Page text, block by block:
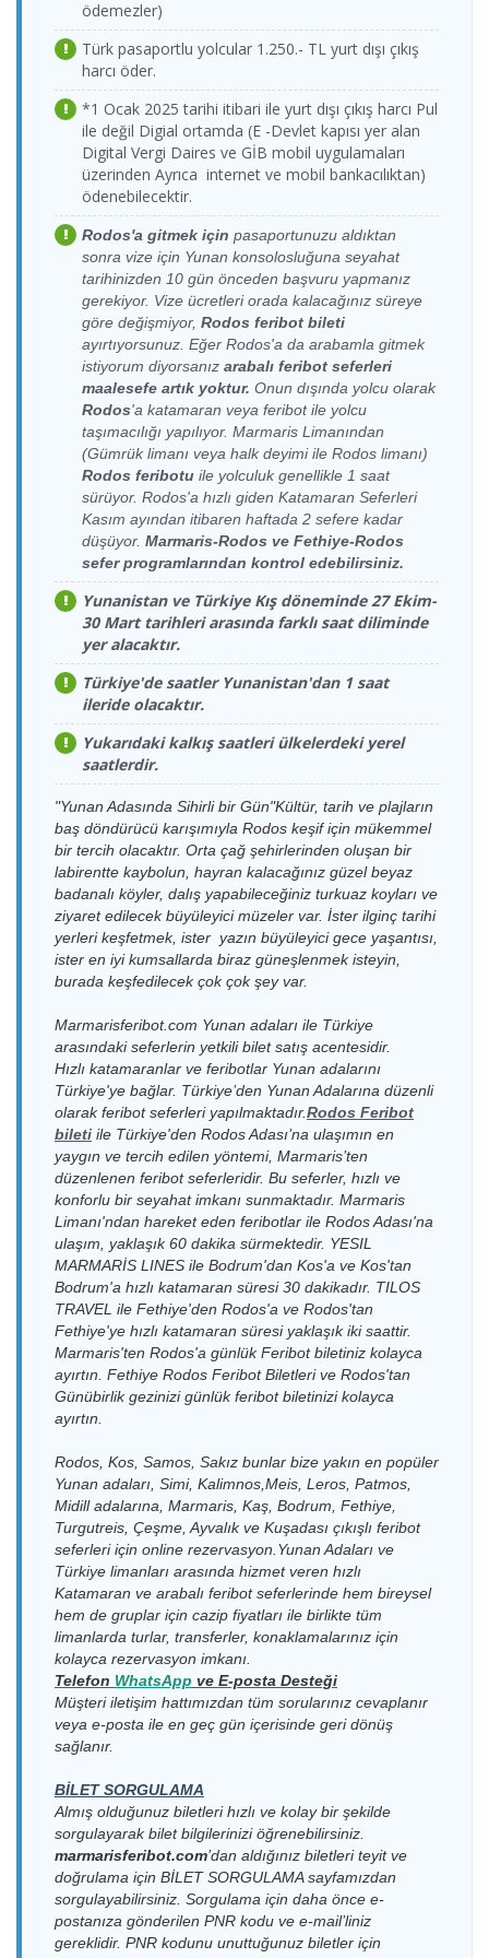
Meis(Kastellorizo)
Limanı > Kaş Limanı
Cumartesi
23:00-23:15
Feribot
Meis(Kastellorizo)
Limanı > Kaş Limanı
Cumartesi
23:00-23:07
Fast Ferry
Feribot
Meis(Kastellorizo)
Limanı > Kaş Limanı
16.08.2026
Pazar
16:00-16:07
Kahramanlar
Fast Ferry
Feribot
Meis(Kastellorizo)
Limanı > Kaş Limanı
16.08.2026
Pazar
16:00-16:15
Meis Express
Feribot
Meis(Kastellorizo)
Limanı > Kaş Limanı
17.08.2026
Pazartesi
10:30-10:37
Kahramanlar
Fast Ferry
Feribot
Meis(Kastellorizo)
Limanı > Kaş Limanı
17.08.2026
Pazartesi
16:00-16:07
Kahramanlar
Fast Ferry
Feribot
Meis(Kastellorizo)
Limanı > Kaş Limanı
17.08.2026
Pazartesi
16:30-16:45
Meis Express
Feribot
Meis(Kastellorizo)
Limanı > Kaş Limanı
17.08.2026
Pazartesi
23:00-23:07
Kahramanlar
Fast Ferry
Feribot
Meis(Kastellorizo)
Limanı > Kaş Limanı
18.08.2026
Salı
16:00-16:15
Meis Express
Feribot
Meis(Kastellorizo)
Limanı > Kaş Limanı
16:00-16:07
Feribot
Meis(Kastellorizo)
Limanı > Kaş Limanı
19.08.2026
Çarşamba
10:30-10:37
Fast Ferry
Feribot
Meis(Kastellorizo)
Limanı > Kaş Limanı
Çarşamba
10:30-10:45
Meis Express
Feribot
Meis(Kastellorizo)
Limanı > Kaş Limanı
19.08.2026
Çarşamba
16:00-16:07
Kahramanlar
Fast Ferry
Feribot
Meis(Kastellorizo)
Limanı > Kaş Limanı
19.08.2026
Çarşamba
16:30-16:45
Meis Express
Feribot
Meis(Kastellorizo)
Limanı > Kaş Limanı
19.08.2026
23:00-23:15
Feribot
Meis(Kastellorizo)
Limanı > Kaş Limanı
19.08.2026
Çarşamba
23:00-23:07
Kahramanlar
Fast Ferry
Feribot
Meis(Kastellorizo)
Limanı > Kaş Limanı
20.08.2026
Perşembe
16:00-16:07
Kahramanlar
Fast Ferry
Feribot
Meis(Kastellorizo)
Limanı > Kaş Limanı
20.08.2026
Perşembe
16:00-16:15
Meis Express
Feribot
Meis(Kastellorizo)
Limanı > Kaş Limanı
21.08.2026
Cuma
10:30-10:45
Meis Express
Feribot
Meis(Kastellorizo)
Limanı > Kaş Limanı
21.08.2026
Cuma
16:00-16:07
Kahramanlar
Fast Ferry
Feribot
Meis(Kastellorizo)
21.08.2026
Meis(Kastellorizo)
Limanı > Kaş Limanı
22.08.2026
Cumartesi
10:30-10:37
Kahramanlar
Fast Ferry
Feribot
Meis(Kastellorizo)
Limanı > Kaş Limanı
22.08.2026
Cumartesi
10:30-10:45
Meis Express
Feribot
Meis(Kastellorizo)
Limanı > Kaş Limanı
22.08.2026
Cumartesi
16:00-16:07
Kahramanlar
Fast Ferry
Meis(Kastellorizo)
Limanı > Kaş Limanı
22.08.2026
Cumartesi
16:30-16:45
Meis Express
Feribot
Limanı > Kaş Limanı
23:00-23:15
Meis(Kastellorizo)
Limanı > Kaş Limanı
22.08.2026
Cumartesi
23:00-23:07
Kahramanlar
Fast Ferry
Feribot
Meis(Kastellorizo)
Limanı > Kaş Limanı
23.08.2026
Pazar
16:00-16:07
Kahramanlar
Fast Ferry
Feribot
Kaş Limanı >
Meis(Kastellorizo)
Limanı
Çarşamba
18:00-18:15
Meis Express
Feribot
Kaş Limanı >
Meis(Kastellorizo)
Limanı
13.08.2026
Perşembe
09:30-09:37
Kahramanlar
Fast Ferry
Feribot
Kaş Limanı >
Meis(Kastellorizo)
Limanı
13.08.2026
Perşembe
Meis Express
Feribot
Kaş Limanı >
Meis(Kastellorizo)
Limanı
14.08.2026
Cuma
09:30-09:45
Meis Express
Feribot
Kaş Limanı >
Meis(Kastellorizo)
Limanı
14.08.2026
Cuma
10:00-10:07
Kahramanlar
Fast Ferry
Feribot
Kaş Limanı >
Meis(Kastellorizo)
Limanı
14.08.2026
Cuma
15:30-15:45
Meis Express
Feribot
Kaş Limanı >
Meis(Kastellorizo)
Limanı
15.08.2026
Cumartesi
09:30-09:37
Kahramanlar
Fast Ferry
Feribot
Kaş Limanı >
Meis(Kastellorizo)
Limanı
15.08.2026
Cumartesi
10:00-10:15
Meis Express
Feribot
Kaş Limanı >
Meis(Kastellorizo)
Limanı
15.08.2026
Cumartesi
11:30-11:45
Meis Express
Feribot
Kaş Limanı >
Meis(Kastellorizo)
Limanı
Cumartesi
11:45-11:52
Fast Ferry
Feribot
Kaş Limanı >
Meis(Kastellorizo)
Limanı
15.08.2026
Cumartesi
17:45-18:02
Fast Ferry
Feribot
Kaş Limanı >
Meis(Kastellorizo)
Limanı
15.08.2026
Cumartesi
18:00-18:15
Feribot
Kaş Limanı >
Meis(Kastellorizo)
Limanı
16.08.2026
Pazar
09:30-09:45
Meis Express
Feribot
Kaş Limanı >
Meis(Kastellorizo)
Limanı
16.08.2026
Pazar
10:00-10:07
Kahramanlar
Fast Ferry
Feribot
Kaş Limanı >
Limanı
17.08.2026
09:30-09:37
Feribot
Kaş Limanı >
Meis(Kastellorizo)
Limanı
17.08.2026
Pazartesi
10:00-10:15
Meis Express
Feribot
Kaş Limanı >
Meis(Kastellorizo)
Limanı
17.08.2026
Pazartesi
11:45-11:52
Kahramanlar
Fast Ferry
Feribot
Kaş Limanı >
Meis(Kastellorizo)
Limanı
17.08.2026
Pazartesi
17:45-17:52
Kahramanlar
Fast Ferry
Feribot
Kaş Limanı >
Meis(Kastellorizo)
Limanı
18.08.2026
Salı
09:30-09:45
Meis Express
Feribot
Kaş Limanı >
Meis(Kastellorizo)
Limanı
18.08.2026
Salı
10:00-10:07
Kahramanlar
Fast Ferry
Feribot
Kaş Limanı >
Meis(Kastellorizo)
Limanı
09:30-09:37
Feribot
Kaş Limanı >
Meis(Kastellorizo)
Limanı
19.08.2026
Çarşamba
10:00-10:15
Meis Express
Feribot
Kaş Limanı >
Meis(Kastellorizo)
Limanı
19.08.2026
Çarşamba
11:30-11:45
Meis Express
Feribot
Kaş Limanı >
Meis(Kastellorizo)
Limanı
19.08.2026
Çarşamba
11:45-11:52
Kahramanlar
Fast Ferry
Kaş Limanı >
Meis(Kastellorizo)
Limanı
19.08.2026
Çarşamba
17:45-17:52
Kahramanlar
Fast Ferry
Feribot
Meis(Kastellorizo)
Limanı
Çarşamba
18:00-18:15
Kaş Limanı >
Meis(Kastellorizo)
Limanı
20.08.2026
Perşembe
09:30-09:45
Meis Express
Feribot
Kaş Limanı >
Meis(Kastellorizo)
Limanı
20.08.2026
Perşembe
10:00-10:07
Kahramanlar
Fast Ferry
Feribot
ödemezler)
Türk pasaportlu yolcular 1.250.- TL yurt dışı çıkış
harcı öder.
*1 Ocak 2025 tarihi itibari ile yurt dışı çıkış harcı Pul
ile değil Digial ortamda (E -Devlet kapısı yer alan
Digital Vergi Daires ve GİB mobil uygulamaları
üzerinden Ayrıca internet ve mobil bankacılıktan)
ödenebilecektir.
Rodos'a gitmek için pasaportunuzu aldıktan
sonra vize için Yunan konsolosluğuna seyahat
tarihinizden 10 gün önceden başvuru yapmanız
gerekiyor. Vize ücretleri orada kalacağınız süreye
göre değişmiyor, Rodos feribot bileti
ayırtıyorsunuz. Eğer Rodos'a da arabamla gitmek
istiyorum diyorsanız arabalı feribot seferleri
maalesefe artık yoktur. Onun dışında yolcu olarak
Rodos'a katamaran veya feribot ile yolcu
taşımacılığı yapılıyor. Marmaris Limanından
(Gümrük limanı veya halk deyimi ile Rodos limanı)
Rodos feribotu ile yolculuk genellikle 1 saat
sürüyor. Rodos'a hızlı giden Katamaran Seferleri
Kasım ayından itibaren haftada 2 sefere kadar
düşüyor. Marmaris-Rodos ve Fethiye-Rodos
sefer programlarından kontrol edebilirsiniz.
Yunanistan ve Türkiye Kış döneminde 27 Ekim-
30 Mart tarihleri arasında farklı saat diliminde
yer alacaktır.
Türkiye'de saatler Yunanistan'dan 1 saat
ileride olacaktır.
Yukarıdaki kalkış saatleri ülkelerdeki yerel
saatlerdir.
"Yunan Adasında Sihirli bir Gün"Kültür, tarih ve plajların
baş döndürücü karışımıyla Rodos keşif için mükemmel
bir tercih olacaktır. Orta çağ şehirlerinden oluşan bir
labirentte kaybolun, hayran kalacağınız güzel beyaz
badanalı köyler, dalış yapabileceğiniz turkuaz koyları ve
ziyaret edilecek büyüleyici müzeler var. İster ilginç tarihi
yerleri keşfetmek, ister yazın büyüleyici gece yaşantısı,
ister en iyi kumsallarda biraz güneşlenmek isteyin,
burada keşfedilecek çok çok şey var.
Marmarisferibot.com Yunan adaları ile Türkiye
arasındaki seferlerin yetkili bilet satış acentesidir.
Hızlı katamaranlar ve feribotlar Yunan adalarını
Türkiye'ye bağlar. Türkiye’den Yunan Adalarına düzenli
olarak feribot seferleri yapılmaktadır.Rodos Feribot
bileti ile Türkiye'den Rodos Adası’na ulaşımın en
yaygın ve tercih edilen yöntemi, Marmaris’ten
düzenlenen feribot seferleridir. Bu seferler, hızlı ve
konforlu bir seyahat imkanı sunmaktadır. Marmaris
Limanı'ndan hareket eden feribotlar ile Rodos Adası'na
ulaşım, yaklaşık 60 dakika sürmektedir. YESIL
MARMARİS LINES ile Bodrum'dan Kos'a ve Kos'tan
Bodrum'a hızlı katamaran süresi 30 dakikadır. TILOS
TRAVEL ile Fethiye'den Rodos'a ve Rodos'tan
Fethiye'ye hızlı katamaran süresi yaklaşık iki saattir.
Marmaris'ten Rodos'a günlük Feribot biletiniz kolayca
ayırtın. Fethiye Rodos Feribot Biletleri ve Rodos'tan
Günübirlik gezinizi günlük feribot biletinizi kolayca
ayırtın.
Rodos, Kos, Samos, Sakız bunlar bize yakın en popüler
Yunan adaları, Simi, Kalimnos,Meis, Leros, Patmos,
Midill adalarına, Marmaris, Kaş, Bodrum, Fethiye,
Turgutreis, Çeşme, Ayvalık ve Kuşadası çıkışlı feribot
seferleri için online rezervasyon.Yunan Adaları ve
Türkiye limanları arasında hizmet veren hızlı
Katamaran ve arabalı feribot seferlerinde hem bireysel
hem de gruplar için cazip fiyatları ile birlikte tüm
limanlarda turlar, transferler, konaklamalarınız için
kolayca rezervasyon imkanı.
Telefon WhatsApp ve E-posta Desteği
Müşteri iletişim hattımızdan tüm sorularınız cevaplanır
veya e-posta ile en geç gün içerisinde geri dönüş
sağlanır.
BİLET SORGULAMA
Almış olduğunuz biletleri hızlı ve kolay bir şekilde
sorgulayarak bilet bilgilerinizi öğrenebilirsiniz.
marmarisferibot.com’dan aldığınız biletleri teyit ve
doğrulama için BİLET SORGULAMAsayfamızdan
sorgulayabilirsiniz. Sorgulama için daha önce e-
postanıza gönderilen PNR kodu ve e-mail’liniz
gereklidir. PNR kodunu unuttuğunuz biletler için